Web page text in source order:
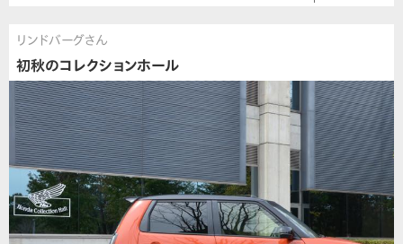
リンドバーグさん
初秋のコレクションホール